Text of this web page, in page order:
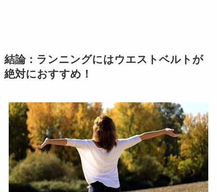
結論：ランニングにはウエストベルトが
絶対におすすめ！